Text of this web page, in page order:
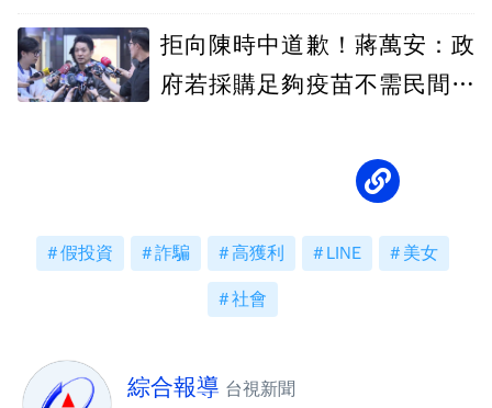
拒向陳時中道歉！蔣萬安：政
府若採購足夠疫苗不需民間出
假投資 詐騙 高獲利 LINE 美女
社會
綜合報導 台視新聞